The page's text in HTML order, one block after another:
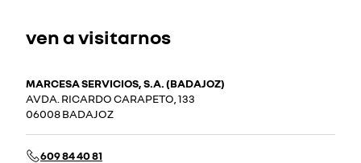
ven a visitarnos
MARCESA SERVICIOS, S.A. (BADAJOZ)
AVDA. RICARDO CARAPETO, 133
06008 BADAJOZ
609 84 40 81